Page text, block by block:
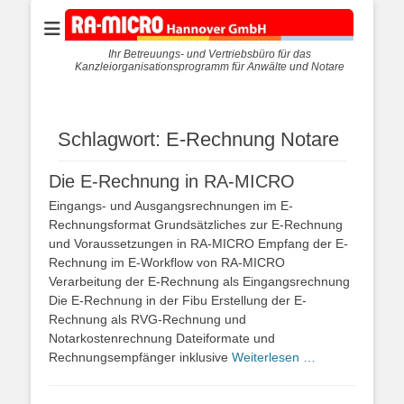
Ihr Betreuungs- und Vertriebsbüro für das
Kanzleiorganisationsprogramm für Anwälte und Notare
Schlagwort: E-Rechnung Notare
Die E-Rechnung in RA-MICRO
Eingangs- und Ausgangsrechnungen im E-
Rechnungsformat Grundsätzliches zur E-Rechnung
und Voraussetzungen in RA-MICRO Empfang der E-
Rechnung im E-Workflow von RA-MICRO
Verarbeitung der E-Rechnung als Eingangsrechnung
Die E-Rechnung in der Fibu Erstellung der E-
Rechnung als RVG-Rechnung und
Notarkostenrechnung Dateiformate und
Rechnungsempfänger inklusive Weiterlesen …